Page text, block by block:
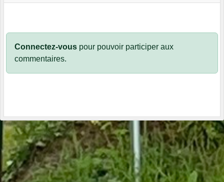
Connectez-vous pour pouvoir participer aux
commentaires.